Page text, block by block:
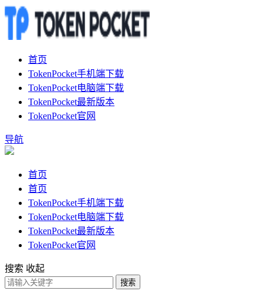
首页
TokenPocket手机端下载
TokenPocket电脑端下载
TokenPocket最新版本
TokenPocket官网
导航
首页
首页
TokenPocket手机端下载
TokenPocket电脑端下载
TokenPocket最新版本
TokenPocket官网
搜索 收起
搜索